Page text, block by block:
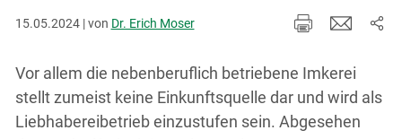
15.05.2024 | von Dr. Erich Moser
Vor allem die nebenberuflich betriebene Imkerei
stellt zumeist keine Einkunftsquelle dar und wird als
Liebhabereibetrieb einzustufen sein. Abgesehen